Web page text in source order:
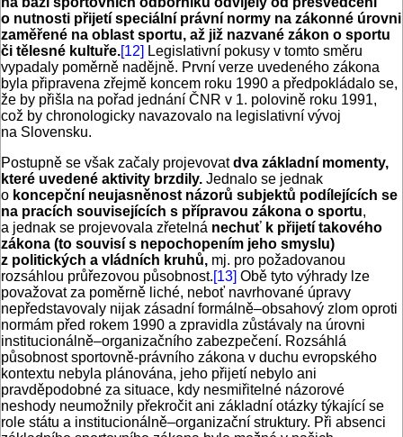
o nutnosti přijetí speciální právní normy na zákonné úrovni
zaměřené na oblast sportu, až již nazvané zákon o sportu
či tělesné kultuře.[12] Legislativní pokusy v tomto směru
vypadaly poměrně nadějně. První verze uvedeného zákona
byla připravena zřejmě koncem roku 1990 a předpokládalo se,
že by přišla na pořad jednání ČNR v 1. polovině roku 1991,
což by chronologicky navazovalo na legislativní vývoj
na Slovensku.
Postupně se však začaly projevovatdva základní momenty,
které uvedené aktivity brzdily. Jednalo se jednak
o koncepční neujasněnost názorů subjektů podílejících se
na pracích souvisejících s přípravou zákona o sportu,
a jednak se projevovala zřetelná nechuť k přijetí takového
zákona (to souvisí s nepochopením jeho smyslu)
z politických a vládních kruhů, mj. pro požadovanou
rozsáhlou průřezovou působnost.[13] Obě tyto výhrady lze
považovat za poměrně liché, neboť navrhované úpravy
nepředstavovaly nijak zásadní formálně–obsahový zlom oproti
normám před rokem 1990 a zpravidla zůstávaly na úrovni
institucionálně–organizačního zabezpečení. Rozsáhlá
působnost sportovně-právního zákona v duchu evropského
kontextu nebyla plánována, jeho přijetí nebylo ani
pravděpodobné za situace, kdy nesmiřitelné názorové
neshody neumožnily překročit ani základní otázky týkající se
role státu a institucionálně–organizační struktury. Při absenci